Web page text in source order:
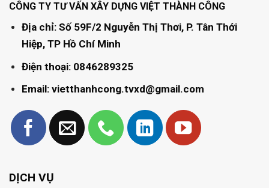
CÔNG TY TƯ VẤN XÂY DỰNG VIỆT THÀNH CÔNG
Địa chỉ: Số 59F/2 Nguyễn Thị Thơi, P. Tân Thới
Hiệp, TP Hồ Chí Minh
Điện thoại: 0846289325
Email: vietthanhcong.tvxd@gmail.com
DỊCH VỤ